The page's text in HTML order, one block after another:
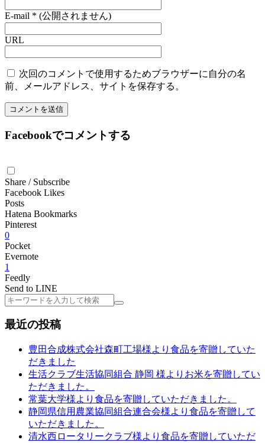
E-mail * (公開されません)
URL
次回のコメントで使用するためブラウザーに自分の名
前、メールアドレス、サイトを保存する。
Facebookでコメントする
Share / Subscribe
Facebook Likes
Posts
Hatena Bookmarks
Pinterest
0
Pocket
Evernote
1
Feedly
Send to LINE
検
最近の投稿
豊田合成株式会社森町工場様より食品を寄贈していた
だきました
生活クラブ生活協同組合 静岡 様よりお米を寄贈してい
ただきました。
常葉大学様より食品を寄贈していただきました。
静岡県信用農業協同組合連合会様より食品を寄贈して
いただきました。
清水西ロータリークラブ様より食品を寄贈していただ